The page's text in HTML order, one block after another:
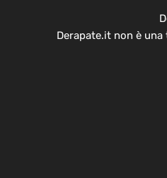
Derapate.it non è